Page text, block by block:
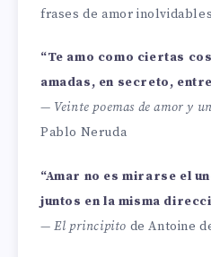
frases de amor
“Te amo como ciertas
amadas, en secreto,
— Veinte poemas de amor y
Pablo Neruda
“Amar no es mirarse el
juntos en la misma
—El principito de Antoine